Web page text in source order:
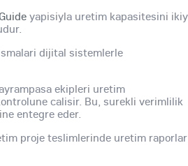
yapisiyla uretim kapasitesini
dijital sistemlerle
ekipleri uretim
calisir. Bu, surekli verimlilik
entegre eder.
proje teslimlerinde uretim